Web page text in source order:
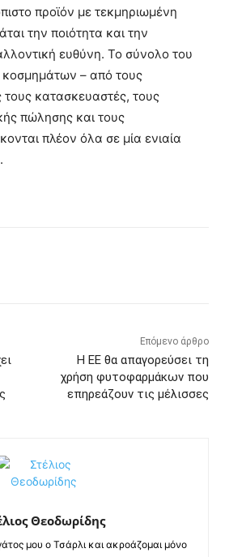
προϊόν με τεκμηριωμένη
την ποιότητα και την
ευθύνη. Το σύνολο του
– από τους
κατασκευαστές, τους
πώλησης και τους
πλέον όλα σε μία ενιαία
Επόμενο άρθρο
Η ΕΕ θα απαγορεύσει τη
χρήση φυτοφαρμάκων που
επηρεάζουν τις μέλισσες
Θεοδωρίδης
μου ο Τσάρλι και ακροάζομαι μόνο